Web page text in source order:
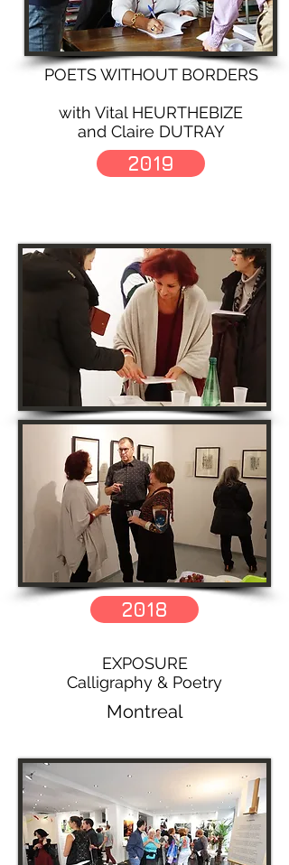
POETS WITHOUT BORDERS
with Vital HEURTHEBIZE
and Claire DUTRAY
2019
2018
EXPOSURE
Calligraphy & Poetry
Montreal